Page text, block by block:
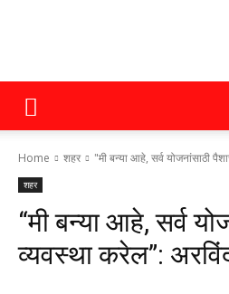
Home शहर "मी बन्या आहे, सर्व योजनांसाठी
शहर
“मी बन्या आहे, सर्व
व्यवस्था करेल”: